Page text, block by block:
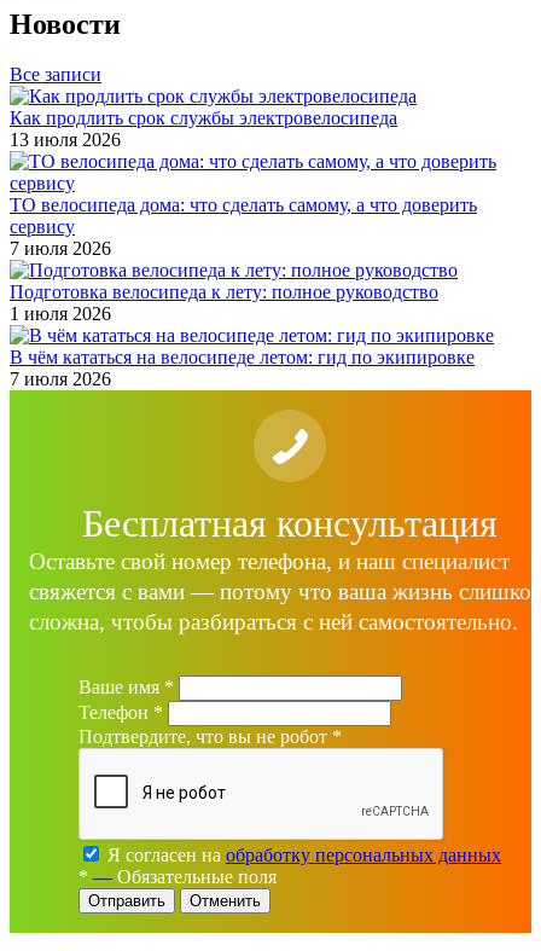
Новости
Все записи
Как продлить срок службы электровелосипеда
13 июля 2026
ТО велосипеда дома: что сделать самому, а что доверить
сервису
7 июля 2026
Подготовка велосипеда к лету: полное руководство
1 июля 2026
В чём кататься на велосипеде летом: гид по экипировке
7 июля 2026
Бесплатная консультация
Оставьте свой номер телефона, и наш специалист
свяжется с вами — потому что ваша жизнь
сложна, чтобы разбираться с ней самостоятельно.
Ваше имя *
Телефон *
Подтвердите, что вы не робот *
Я согласен на обработку персональных данных
* — Обязательные поля
Отменить